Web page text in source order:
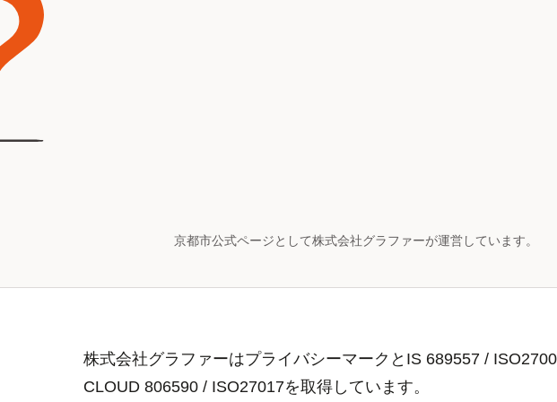
京都市公式ページとして株式会社グラファーが運営しています。
株式会社グラファーはプライバシーマークとIS 689557 /
CLOUD 806590 / ISO27017を取得しています。